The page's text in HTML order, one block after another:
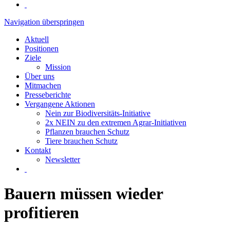
Navigation überspringen
Aktuell
Positionen
Ziele
Mission
Über uns
Mitmachen
Presseberichte
Vergangene Aktionen
Nein zur Biodiversitäts-Initiative
2x NEIN zu den extremen Agrar-Initiativen
Pflanzen brauchen Schutz
Tiere brauchen Schutz
Kontakt
Newsletter
Bauern müssen wieder
profitieren